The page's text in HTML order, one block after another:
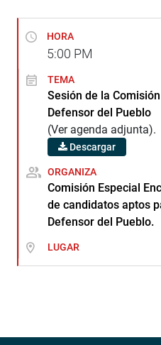
HORA
5:00 PM
TEMA
Sesión de la
Defensor del Pueblo
(Ver agenda adjunta).
Descargar
ORGANIZA
Comisión Especial
de candidatos aptos
Defensor del Pueblo.
LUGAR